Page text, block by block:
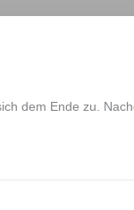
dem Ende zu.